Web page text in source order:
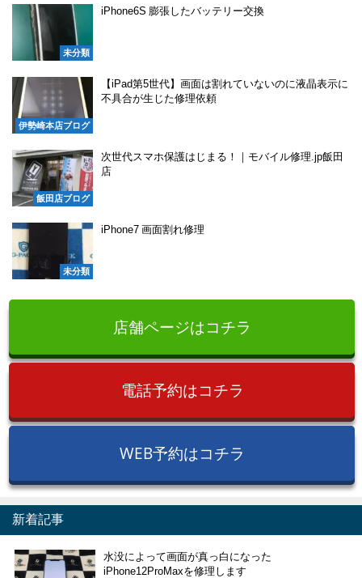
未分類
iPhone6S 膨張したバッテリー交換
伊勢崎本店ブログ
【iPad第5世代】画面は割れていないのに液晶表示に
不具合が生じた修理依頼
飯田店ブログ
次世代スマホ保護はじまる！｜モバイル修理.jp飯田
店
未分類
iPhone7 画面割れ修理
店舗ページはコチラ
電話予約はコチラ
WEB予約はコチラ
新着記事
水没によって画面が真っ白になった
iPhone12ProMaxを修理します